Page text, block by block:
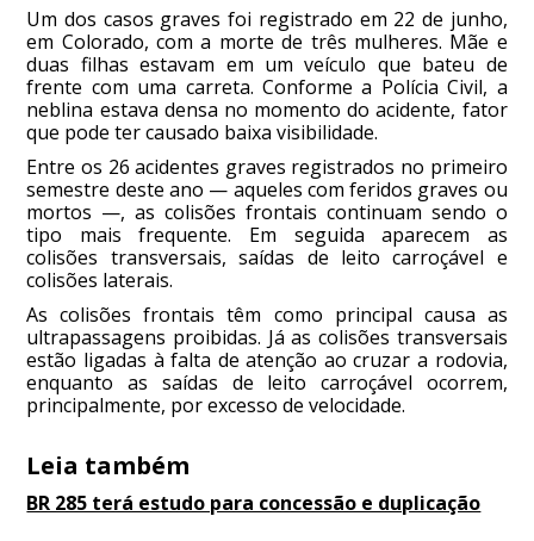
Um dos casos graves foi registrado em 22 de junho,
em Colorado, com a morte de três mulheres. Mãe e
duas filhas estavam em um veículo que bateu de
frente com uma carreta. Conforme a Polícia Civil, a
neblina estava densa no momento do acidente, fator
que pode ter causado baixa visibilidade.
Entre os 26 acidentes graves registrados no primeiro
semestre deste ano — aqueles com feridos graves ou
mortos —, as colisões frontais continuam sendo o
tipo mais frequente. Em seguida aparecem as
colisões transversais, saídas de leito carroçável e
colisões laterais.
As colisões frontais têm como principal causa as
ultrapassagens proibidas. Já as colisões transversais
estão ligadas à falta de atenção ao cruzar a rodovia,
enquanto as saídas de leito carroçável ocorrem,
principalmente, por excesso de velocidade.
Leia também
BR 285 terá estudo para concessão e duplicação